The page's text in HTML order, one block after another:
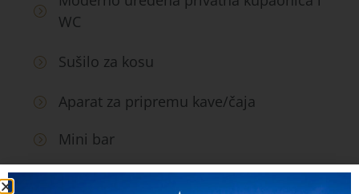
WC
Sušilo za kosu
Aparat za pripremu kave/čaja
Mini bar